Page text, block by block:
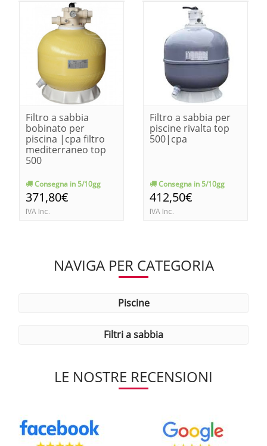
Filtro a sabbia
bobinato per
piscina |cpa filtro
mediterraneo top
500
Consegna in 5/10gg
371,80€
IVA Inc.
Filtro a sabbia per
piscine rivalta top
500|cpa
Consegna in 5/10gg
412,50€
IVA Inc.
NAVIGA PER CATEGORIA
piscine
filtri a sabbia
LE NOSTRE RECENSIONI